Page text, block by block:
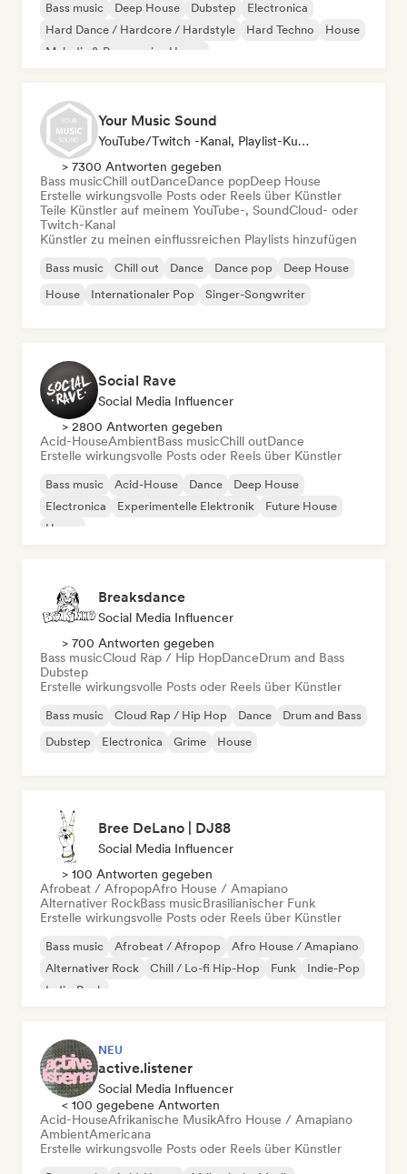
Bass music Deep House Dubstep
Electronica
Hard Dance / Hardcore / Hardstyle
Hard Techno
House
Melodic & Progressive House
Your Music Sound
YouTube/Twitch -Kanal, Playlist-Kurator, Social Media Influencer
> 7300 Antworten gegeben
Bass musicChill outDanceDance popDeep House
Erstelle wirkungsvolle Posts oder Reels über Künstler
Teile Künstler auf meinem YouTube-, SoundCloud- oder
Twitch-Kanal
Künstler zu meinen einflussreichen Playlists hinzufügen
Bass music Chill out Dance Dance pop
Deep House
House
Internationaler Pop Singer-Songwriter
Social Rave
Social Media Influencer
> 2800 Antworten gegeben
Acid-HouseAmbientBass musicChill outDance
Erstelle wirkungsvolle Posts oder Reels über Künstler
Bass music Acid-House Dance
Deep House
Electronica
Experimentelle Elektronik
Future House
House
Breaksdance
Social Media Influencer
> 700 Antworten gegeben
Bass musicCloud Rap / Hip HopDanceDrum and Bass
Dubstep
Erstelle wirkungsvolle Posts oder Reels über Künstler
Bass music Cloud Rap / Hip Hop Dance
Drum and Bass
Dubstep
Electronica Grime House
Bree DeLano | DJ88
Social Media Influencer
> 100 Antworten gegeben
Afrobeat / AfropopAfro House / Amapiano
Alternativer RockBass musicBrasilianischer Funk
Erstelle wirkungsvolle Posts oder Reels über Künstler
Bass music Afrobeat / Afropop
Afro House / Amapiano
Alternativer Rock
Chill / Lo-fi Hip-Hop Funk
Indie-Pop
Indie-Rock
NEU
active.listener
Social Media Influencer
< 100 gegebene Antworten
Acid-HouseAfrikanische MusikAfro House / Amapiano
AmbientAmericana
Erstelle wirkungsvolle Posts oder Reels über Künstler